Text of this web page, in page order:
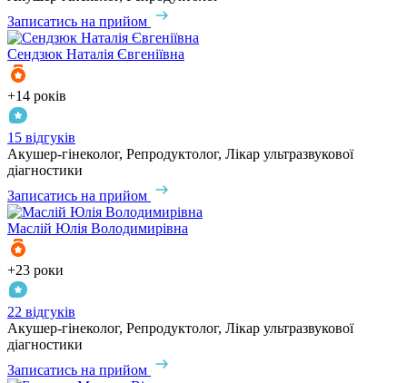
Записатись на прийом
Сендзюк Наталія Євгеніївна
+14 років
15 відгуків
Акушер-гінеколог, Репродуктолог, Лікар ультразвукової
діагностики
Записатись на прийом
Маслій Юлія Володимирівна
+23 роки
22 відгуків
Акушер-гінеколог, Репродуктолог, Лікар ультразвукової
діагностики
Записатись на прийом